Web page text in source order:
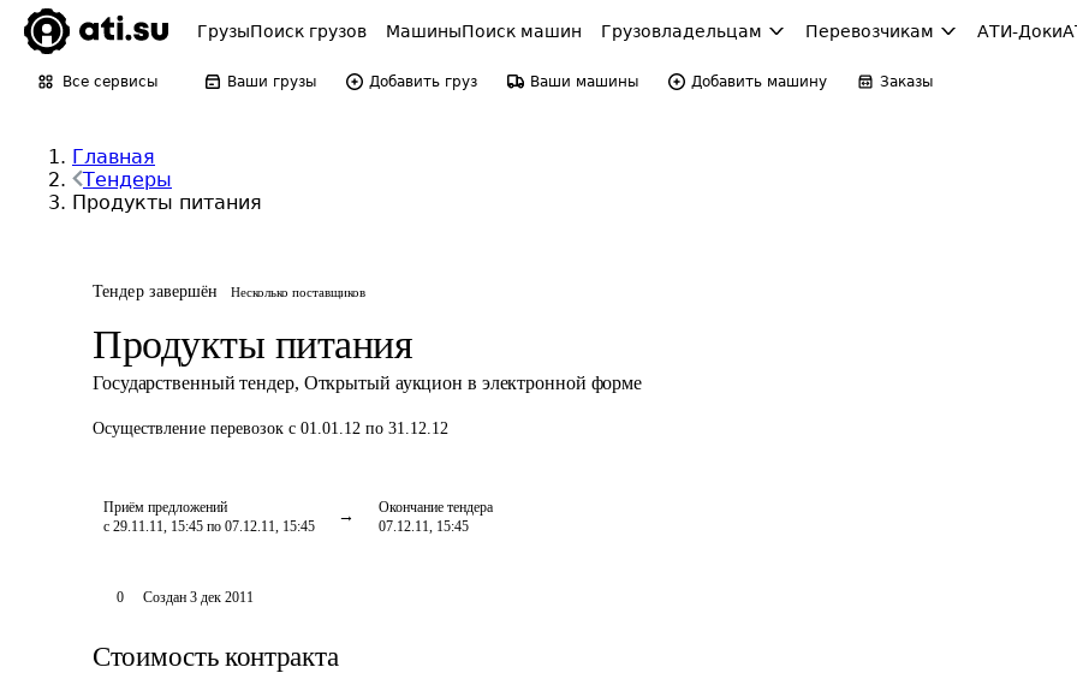
ГрузыПоиск грузов МашиныПоиск машин Грузовладельцам Перевозчикам АТИ-Доки
Все сервисы Ваши грузы Добавить груз Ваши машины Добавить машину Заказы
Главная
Тендеры
Продукты питания
Тендер завершён Несколько поставщиков
Продукты питания
Государственный тендер, Открытый аукцион в электронной форме
Осуществление перевозок с 01.01.12 по 31.12.12
Приём предложений
с 29.11.11, 15:45 по 07.12.11, 15:45
Окончание тендера
07.12.11, 15:45
0 Создан 3 дек 2011
Стоимость контракта